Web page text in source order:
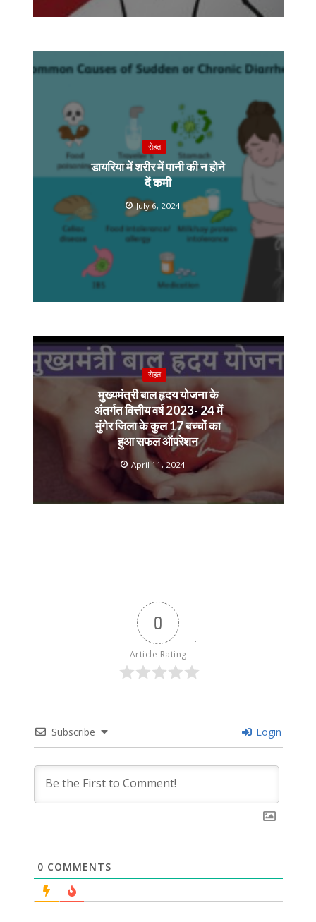
सेहत
डायरिया में शरीर में पानी की न होने
दें कमी
July 6, 2024
सेहत
मुख्यमंत्री बाल हृदय योजना के
अंतर्गत वित्तीय वर्ष 2023- 24 में
मुंगेर जिला के कुल 17 बच्चों का
हुआ सफल ऑपरेशन
April 11, 2024
0
Article Rating
Subscribe Login
0 COMMENTS